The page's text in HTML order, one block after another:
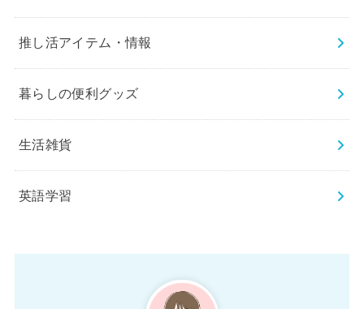
推し活アイテム・情報
暮らしの便利グッズ
生活雑貨
英語学習